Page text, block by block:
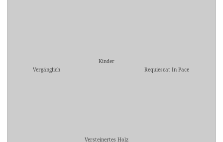
Vergänglich
Kinder
Requiescat In Pace
Versteinertes Holz